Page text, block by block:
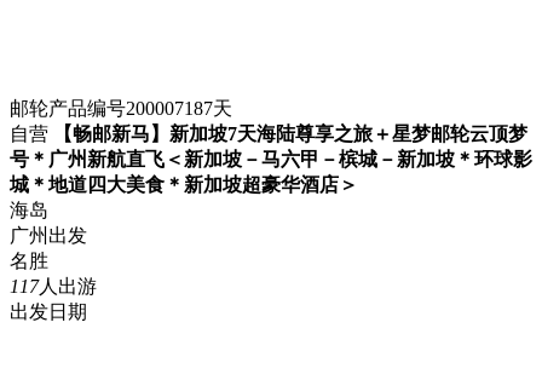
邮轮产品编号200007187天
自营
【畅邮新马】新加坡7天海陆尊享之旅＋星梦邮轮云顶梦
号＊广州新航直飞＜新加坡－马六甲－槟城－新加坡＊环球影
城＊地道四大美食＊新加坡超豪华酒店＞
海岛
广州出发
名胜
117人出游
出发日期